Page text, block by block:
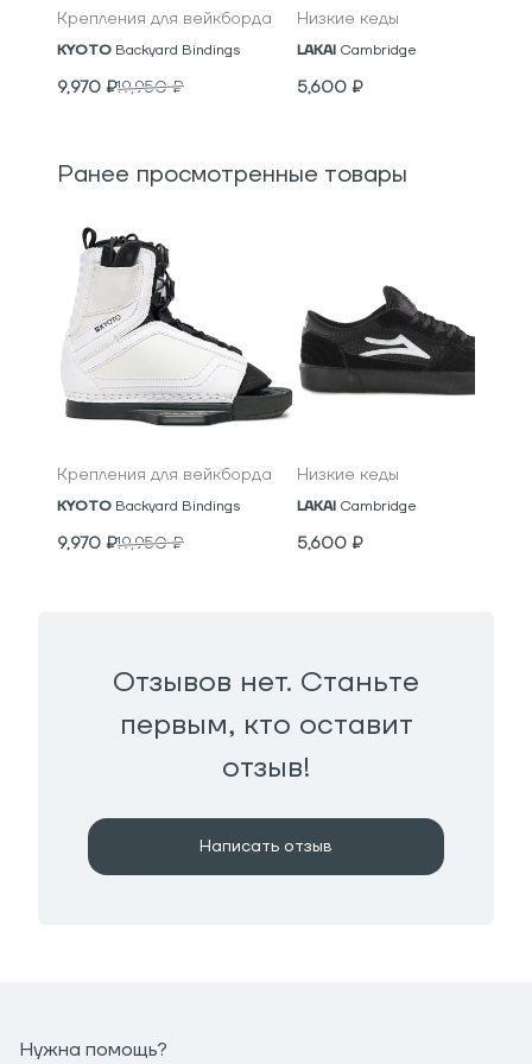
Крепления для вейкборда
KYOTO Backyard Bindings
9,970 ₽19,950₽
Низкие кеды
LAKAI Cambridge
5,600 ₽
Ранее просмотренные товары
Крепления для вейкборда
KYOTO Backyard Bindings
9,970 ₽19,950₽
Низкие кеды
LAKAI Cambridge
5,600 ₽
Отзывов нет. Станьте
первым, кто оставит
отзыв!
Написать отзыв
Нужна помощь?